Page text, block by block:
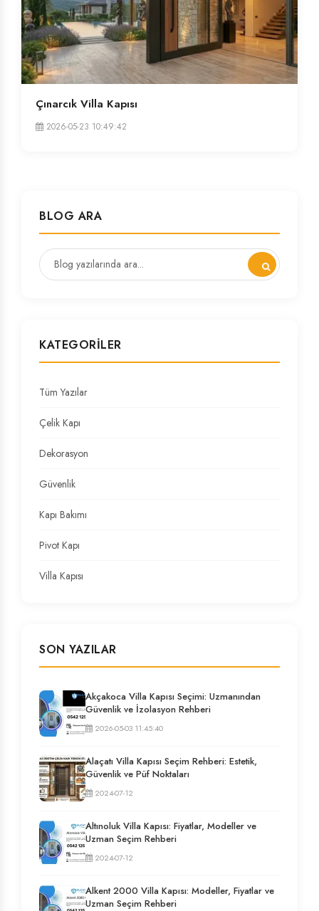
Çınarcık Villa Kapısı
2026-05-23 10:49:42
BLOG ARA
KATEGORILER
Tüm Yazılar
Çelik Kapı
Dekorasyon
Güvenlik
Kapı Bakımı
Pivot Kapı
Villa Kapısı
SON YAZILAR
Akçakoca Villa Kapısı Seçimi: Uzmanından
Güvenlik ve İzolasyon Rehberi
2026-05-03 11:45:40
Alaçatı Villa Kapısı Seçim Rehberi: Estetik,
Güvenlik ve Püf Noktaları
2024-07-12
Altınoluk Villa Kapısı: Fiyatlar, Modeller ve
Uzman Seçim Rehberi
2024-07-12
Alkent 2000 Villa Kapısı: Modeller, Fiyatlar ve
Uzman Seçim Rehberi